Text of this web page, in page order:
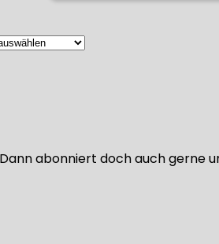
abonniert doch auch gerne